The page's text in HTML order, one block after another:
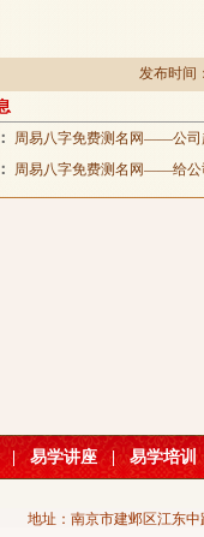
发布时间
周易八字免费测名网——公司
周易八字免费测名网——给公
| 易学讲座 | 易学培训
地址：南京市建邺区江东